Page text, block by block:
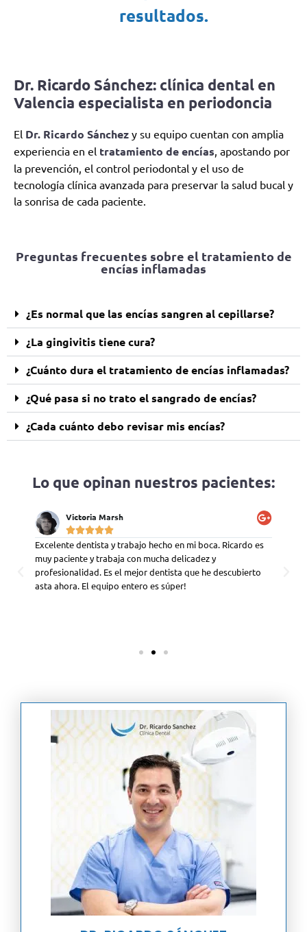
resultados.
Dr. Ricardo Sánchez: clínica dental en
Valencia especialista en periodoncia
El Dr. Ricardo Sánchez y su equipo cuentan con amplia
experiencia en el tratamiento de encías, apostando por
la prevención, el control periodontal y el uso de
tecnología clínica avanzada para preservar la salud bucal y
la sonrisa de cada paciente.
Preguntas frecuentes sobre el tratamiento de
encías inflamadas
¿Es normal que las encías sangren al cepillarse?
¿La gingivitis tiene cura?
¿Cuánto dura el tratamiento de encías inflamadas?
¿Qué pasa si no trato el sangrado de encías?
¿Cada cuánto debo revisar mis encías?
Lo que opinan nuestros pacientes:
Victoria Marsh

Excelente dentista y trabajo hecho en mi boca. Ricardo es
muy paciente y trabaja con mucha delicadez y
profesionalidad. Es el mejor dentista que he descubierto
asta ahora. El equipo entero es súper!